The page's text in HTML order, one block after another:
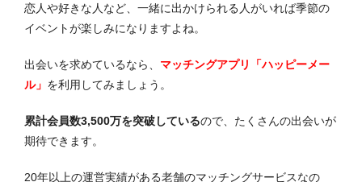
恋人や好きな人など、一緒に出かけられる人がいれば季節の
イベントが楽しみになりますよね。
出会いを求めているなら、 マッチングアプリ「ハッピーメー
ル」 を利用してみましょう。
累計会員数3,500万を突破しているので、たくさんの出会いが
期待できます。
20年以上の運営実績がある老舗のマッチングサービスなの